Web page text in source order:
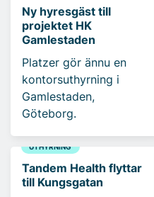
Ny hyresgäst till
projektet HK
Gamlestaden
Platzer gör ännu en
kontorsuthyrning i
Gamlestaden,
Göteborg.
UTHYRNING
Tandem Health flyttar
till Kungsgatan